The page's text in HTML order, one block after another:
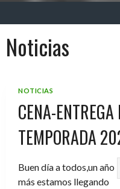
Noticias
NOTICIAS
CENA-ENTREGA
TEMPORADA
Buen día a todos,un año
más estamos llegando